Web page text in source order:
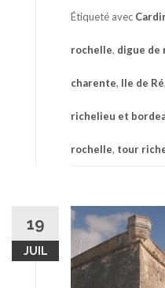
Étiqueté avec
rochelle, digue de
charente, Ile de Ré,
richelieu et
rochelle, tour
19
JUIL